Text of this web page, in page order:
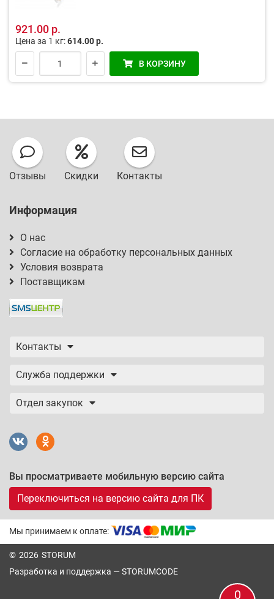
0
921.00 р.
Цена за 1 кг:614.00 р.
В КОРЗИНУ
Отзывы Скидки Контакты
Информация
О нас
Согласие на обработку персональных данных
Условия возврата
Поставщикам
Контакты
Служба поддержки
Отдел закупок
Вы просматриваете мобильную версию сайта
Переключиться на версию сайта для ПК
Мы принимаем к оплате:
© 2026 STORUM
Разработка и поддержка — STORUMCODE